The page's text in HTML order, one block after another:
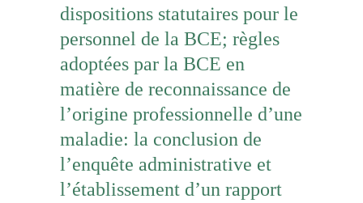
dispositions statutaires pour le
personnel de la BCE; règles
adoptées par la BCE en
matière de reconnaissance de
l’origine professionnelle d’une
maladie: la conclusion de
l’enquête administrative et
l’établissement d’un rapport